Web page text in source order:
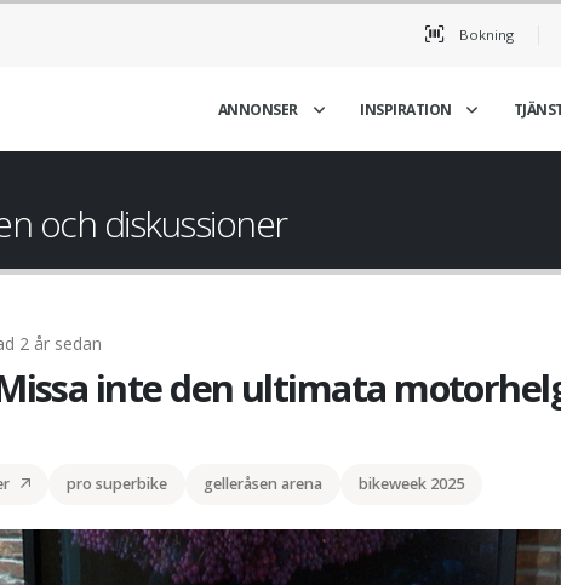
Bokning
ANNONSER INSPIRATION
och diskussioner
2 år sedan
inte den ultimata
pro superbike gelleråsen arena bikeweek 2025
motorhelge